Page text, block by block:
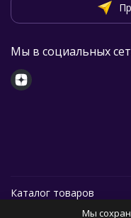
Мы в социальных
Каталог товаров
Мы